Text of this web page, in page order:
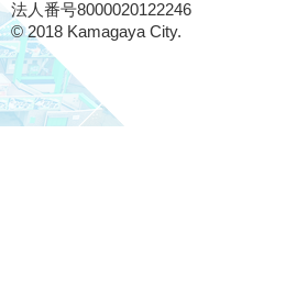
法人番号8000020122246
© 2018 Kamagaya City.